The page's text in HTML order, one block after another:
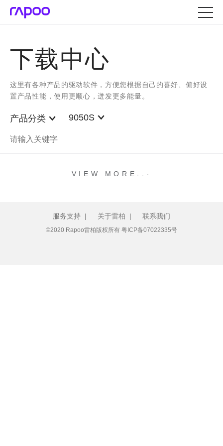
下载中心
这里有各种产品的驱动软件，方便您根据自己的喜好、偏好设
置产品性能，使用更顺心，迸发更多能量。
产品分类 9050S
VIEW MORE . .
服务支持 | 关于雷柏 | 联系我们
©2020 Rapoo雷柏版权所有 粤ICP备07022335号